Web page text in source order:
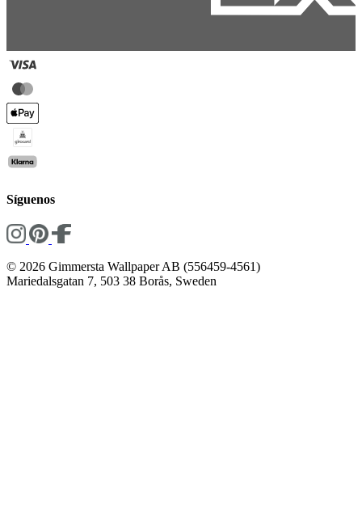
Síguenos
© 2026 Gimmersta Wallpaper AB (556459-4561)
Mariedalsgatan 7, 503 38 Borås, Sweden